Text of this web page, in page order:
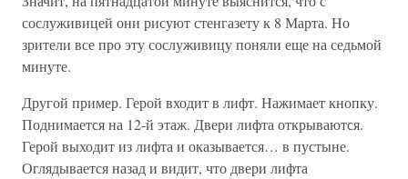
сослуживицей они рисуют стенгазету к 8 Марта. Но
зрители все про эту сослуживицу поняли еще на седьмой
минуте.
Другой пример. Герой входит в лифт. Нажимает кнопку.
Поднимается на 12-й этаж. Двери лифта открываются.
Герой выходит из лифта и оказывается… в пустыне.
Оглядывается назад и видит, что двери лифта